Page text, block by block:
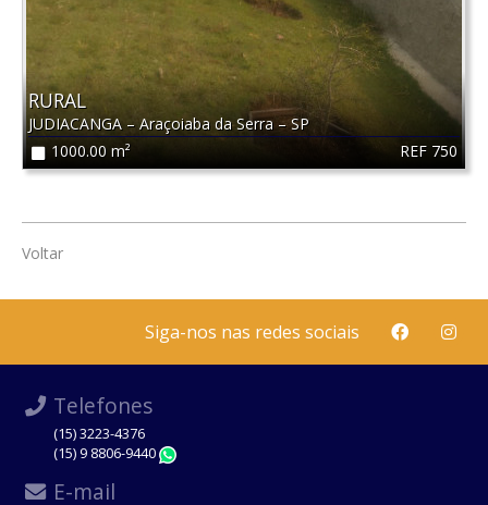
REF 750
RURAL
JUDIACANGA – Araçoiaba da Serra –SP
1000.00 m²
Voltar
Siga-nos nas redes sociais
Telefones
(15) 3223-4376
(15) 9 8806-9440
E-mail